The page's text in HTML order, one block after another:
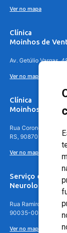
Ver no mapa
Clínica
Moinhos de
Av. Getúlio Vargas,
Ver no mapa
Clínica
Moinhos de
Rua Coronel
RS, 90870-016
Ver no mapa
Serviço de
Neurologia
Rua Ramiro
90035-001
Ver no mapa